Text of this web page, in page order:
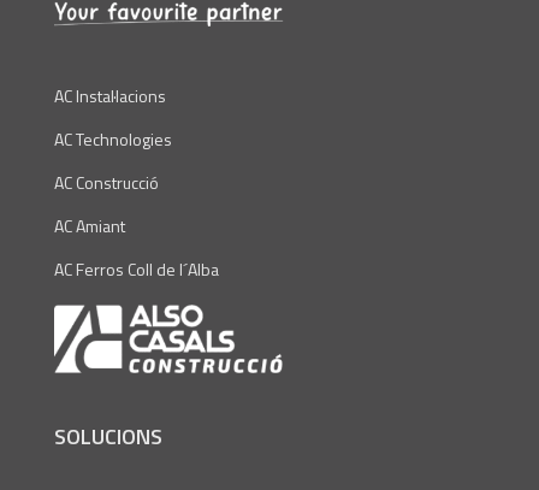
AC Instal·lacions
AC Technologies
AC Construcció
AC Amiant
AC Ferros Coll de l´Alba
SOLUCIONS